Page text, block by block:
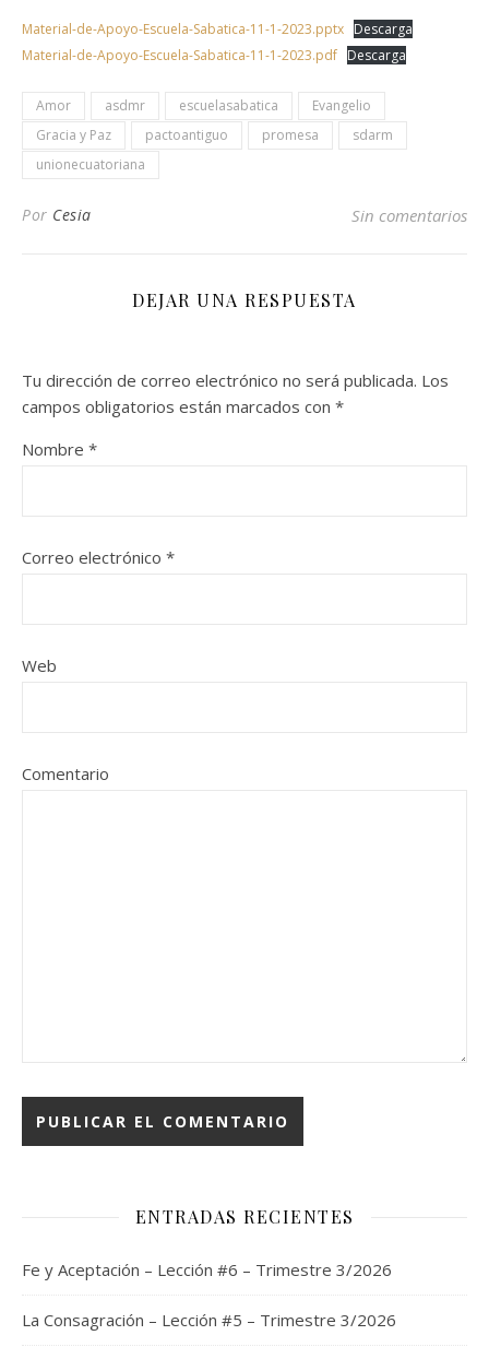
Material-de-Apoyo-Escuela-Sabatica-11-1-2023.pptx Descarga
Material-de-Apoyo-Escuela-Sabatica-11-1-2023.pdf Descarga
Amor asdmr escuelasabatica
Evangelio
Gracia y Paz
pactoantiguo promesa
sdarm
unionecuatoriana
Por Cesia Sin comentarios
DEJAR UNA RESPUESTA
Tu dirección de correo electrónico no será publicada. Los
campos obligatorios están marcados con *
Nombre *
Correo electrónico *
Web
Comentario
ENTRADAS RECIENTES
Fe y Aceptación – Lección #6 – Trimestre 3/2026
La Consagración – Lección #5 – Trimestre 3/2026